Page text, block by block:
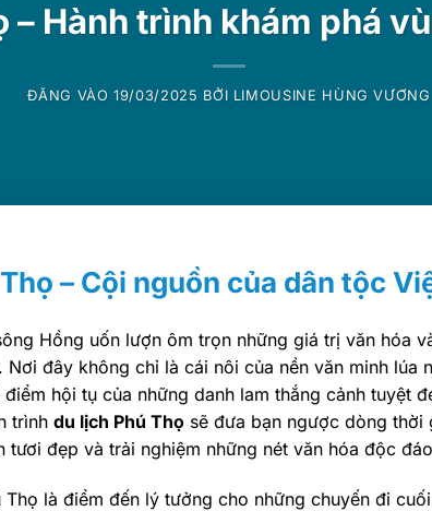
– Hành trình khám phá
ĐĂNG VÀO19/03/2025 BỞI LIMOUSINE HÙNG VƯƠNG
– Cội nguồn của dân tộc
Hồng uốn lượn ôm trọn những giá trị văn hóa
đây không chỉ là cái nôi của nền văn minh lúa
hội tụ của những danh lam thắng cảnh tuyệt
trìnhdu lịch Phú Thọ sẽ đưa bạn ngược dòng thời
tươi đẹp và trải nghiệm những nét văn hóa độc
là điểm đến lý tưởng cho những chuyến đi